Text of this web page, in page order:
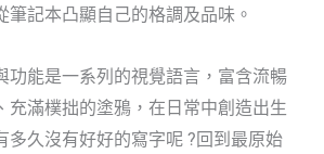
筆記本凸顯自己的格調及品味。
功能是一系列的視覺語言，富含流暢
充滿樸拙的塗鴉，在日常中創造出生
多久沒有好好的寫字呢 ?回到最原始